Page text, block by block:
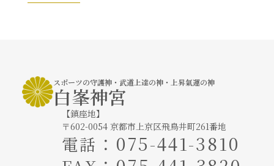
スポーツの守護神・武道上達の神・上昇氣運の神
白峯神宮
【鎮座地】
〒602-0054 京都市上京区飛鳥井町261番地
電話 ： 075-441-3810